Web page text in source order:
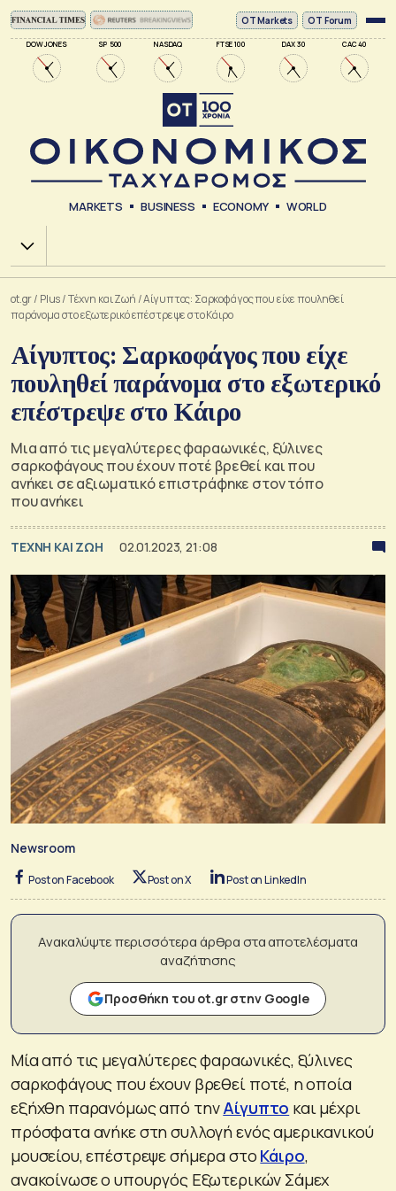
DOW JONES SP 500 NASDAQ FTSE 100 DAX 30 CAC 40
ΟΤ Markets OT Forum
MARKETS BUSINESS ECONOMY WORLD
Χ.Α.
ot.gr/ Plus/Tέχνη και Ζωή /Αίγυπτος: Σαρκοφάγος που είχε πουληθεί
παράνομα στο εξωτερικό επέστρεψε στο Κάιρο
Αίγυπτος: Σαρκοφάγος που είχε
πουληθεί παράνομα στο εξωτερικό
επέστρεψε στο Κάιρο
Μια από τις μεγαλύτερες φαραωνικές, ξύλινες
σαρκοφάγους που έχουν ποτέ βρεθεί και που
ανήκει σε αξιωματικό επιστράφηκε στον τόπο
που ανήκει
TΕΧΝΗ ΚΑΙ ΖΩΗ 02.01.2023, 21:08
Newsroom
Post on Facebook Post on X Post on LinkedIn
Ανακαλύψτε περισσότερα άρθρα στα αποτελέσματα
αναζήτησης
Προσθήκη του ot.gr στην Google
Μία από τις μεγαλύτερες φαραωνικές, ξύλινες
σαρκοφάγους που έχουν βρεθεί ποτέ, η οποία
εξήχθη παρανόμως από τηνΑίγυπτο και μέχρι
πρόσφατα ανήκε στη συλλογή ενός αμερικανικού
μουσείου, επέστρεψε σήμερα στο Κάιρο,
ανακοίνωσε ο υπουργός Εξωτερικών Σάμεχ